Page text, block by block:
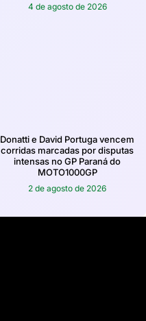
4 de agosto de 2026
Donatti e David Portuga vencem
corridas marcadas por disputas
intensas no GP Paraná do
MOTO1000GP
2 de agosto de 2026